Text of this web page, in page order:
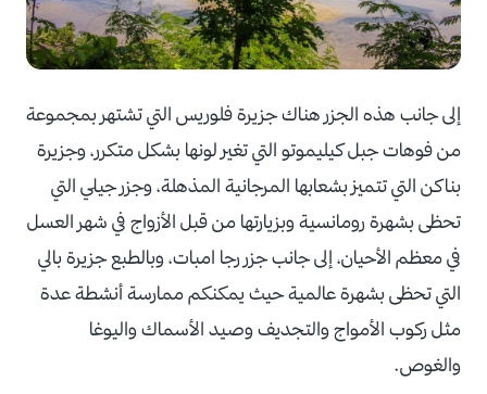
إلى جانب هذه الجزر هناك جزيرة فلوريس التي تشتهر بمجموعة
من فوهات جبل كيليموتو التي تغير لونها بشكل متكرر، وجزيرة
بناكن التي تتميز بشعابها المرجانية المذهلة، وجزر جيلي التي
تحظى بشهرة رومانسية وبزيارتها من قبل الأزواج في شهر العسل
في معظم الأحيان، إلى جانب جزر رجا امبات، وبالطبع جزيرة بالي
التي تحظى بشهرة عالمية حيث يمكنكم ممارسة أنشطة عدة
مثل ركوب الأمواج والتجديف وصيد الأسماك واليوغا
والغوص.